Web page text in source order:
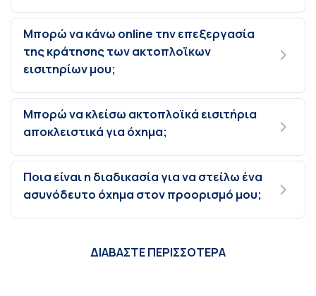
Μπορώ να κάνω online την επεξεργασία
της κράτησης των ακτοπλοϊκων
εισιτηρίων μου;
Μπορώ να κλείσω ακτοπλοϊκά εισιτήρια
αποκλειστικά για όχημα;
Ποια είναι η διαδικασία για να στείλω ένα
ασυνόδευτο όχημα στον προορισμό μου;
ΔΙΑΒΑΣΤΕ ΠΕΡΙΣΣΟΤΕΡΑ